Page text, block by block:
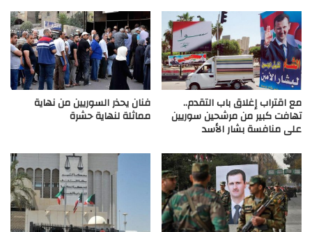
مع اقتراب إغلاق باب التقدم..
تهافت كبير من مرشحين سوريين
على منافسة بشار الأسد
فنان يحذر السوريين من نهاية
مماثلة لنهاية حشرة